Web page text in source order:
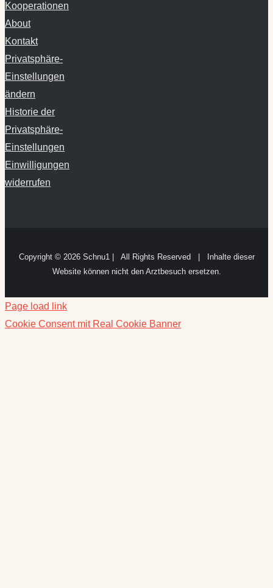
Kooperationen
About
Kontakt
Privatsphäre-
Einstellungen
ändern
Historie der
Privatsphäre-
Einstellungen
Einwilligungen
widerrufen
Copyright © 2026 Schnu1 | All Rights Reserved | Inhalte dieser
Website können nicht den Arztbesuch ersetzen.
Page load link
Cookie Consent mit Real Cookie Banner